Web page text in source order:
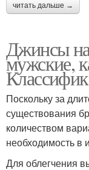
читать дальше →
Джинсы на
мужские,
Поскольку за
существования
количеством
необходимость в
Для облегчения